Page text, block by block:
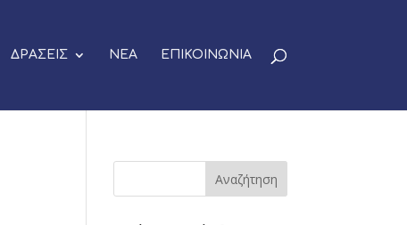
ΔΡΑΣΕΙΣ ΝΕΑ ΕΠΙΚΟΙΝΩΝΙΑ